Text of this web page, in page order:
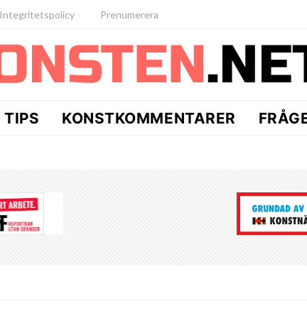
Integritetspolicy Prenumerera
TIPS KONSTKOMMENTARER